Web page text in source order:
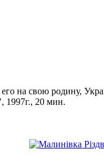
на свою родину,
1997г., 20 мин.